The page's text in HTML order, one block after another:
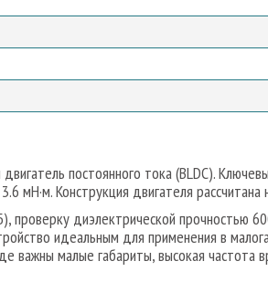
постоянного тока (BLDC).
Конструкция двигателя
проверку диэлектрической прочностью
идеальным для применения в
важны малые габариты, высокая частота